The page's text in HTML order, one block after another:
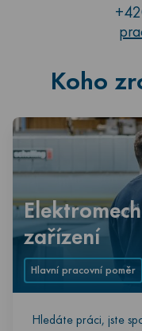
Koho
zařízení
Hlavní pracovní poměr
Hledáte práci, jste